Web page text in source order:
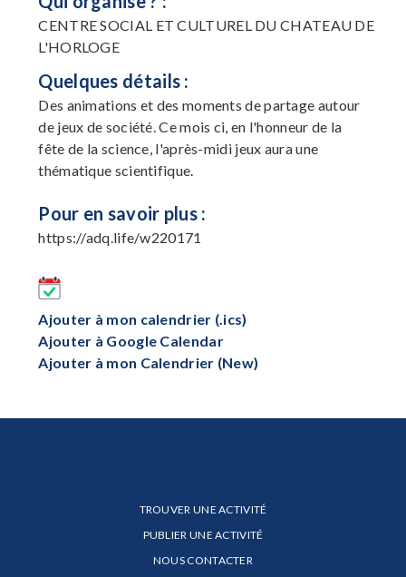
CENTRE SOCIAL ET CULTUREL DU CHATEAU DE
L'HORLOGE
Quelques détails :
Des animations et des moments de partage autour
de jeux de société. Ce mois ci, en l'honneur de la
fête de la science, l'après-midi jeux aura une
thématique scientifique.
Pour en savoir plus :
https://adq.life/w220171
Ajouter à mon calendrier (.ics)
Ajouter à Google Calendar
Ajouter à mon Calendrier (New)
TROUVER UNE ACTIVITÉ
PUBLIER UNE ACTIVITÉ
NOUS CONTACTER